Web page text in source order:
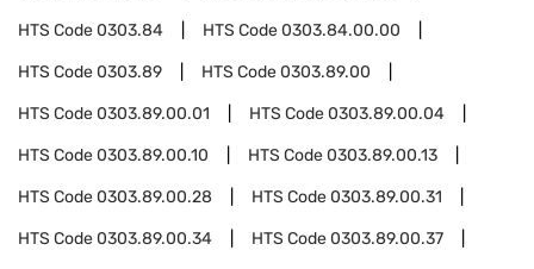
HTS Code0303.84 HTS Code0303.84.00.00
HTS Code0303.89 HTS Code0303.89.00
HTS Code0303.89.00.01 HTS Code0303.89.00.04
HTS Code0303.89.00.10 HTS Code0303.89.00.13
HTS Code0303.89.00.28 HTS Code0303.89.00.31
HTS Code0303.89.00.34 HTS Code0303.89.00.37